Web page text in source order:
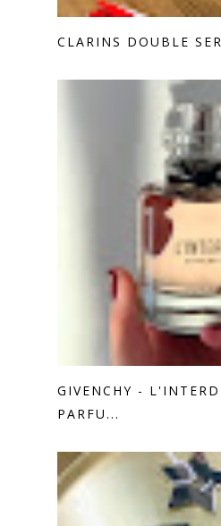
CLARINS DOUBLE
GIVENCHY -
PARFU...